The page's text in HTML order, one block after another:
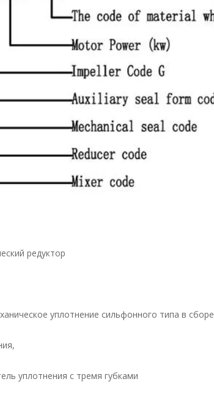
редуктор
уплотнение сильфонного типа в сборе
уплотнения с тремя губками